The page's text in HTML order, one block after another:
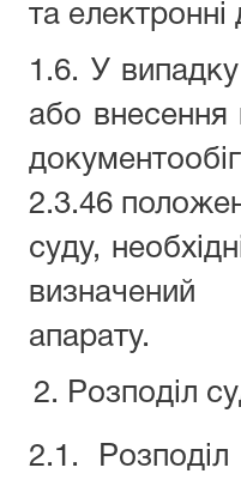
та електронні
1.6. У
або внесення
2.3.46
суду,
визначений
апарату.
Розподіл
2.1.